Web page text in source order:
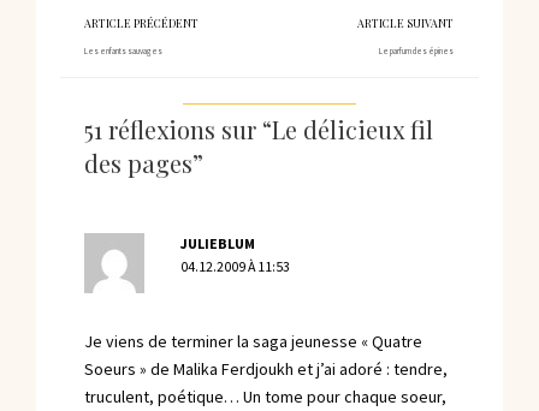
ARTICLE PRÉCÉDENT
Les enfants sauvages
ARTICLE SUIVANT
Le parfum des épines
51 réflexions sur “Le délicieux fil
des pages”
JULIEBLUM
04.12.2009 À 11:53
Je viens de terminer la saga jeunesse « Quatre
Soeurs » de Malika Ferdjoukh et j’ai adoré : tendre,
truculent, poétique… Un tome pour chaque soeur,